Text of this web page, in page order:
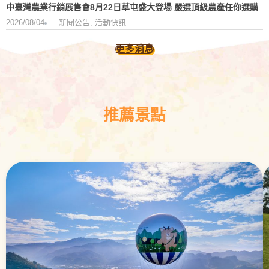
中臺灣農業行銷展售會8月22日草屯盛大登場 嚴選頂級農產任你選購
2026/08/04 新聞公告, 活動快訊
更多消息
推薦景點